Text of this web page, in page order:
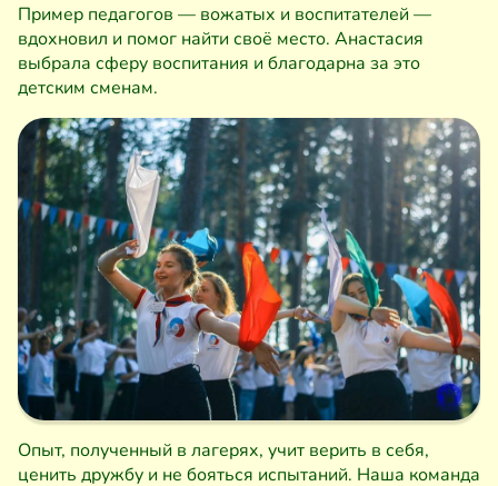
Пример педагогов — вожатых и воспитателей —
вдохновил и помог найти своё место. Анастасия
выбрала сферу воспитания и благодарна за это
детским сменам.
Опыт, полученный в лагерях, учит верить в себя,
ценить дружбу и не бояться испытаний. Наша команда